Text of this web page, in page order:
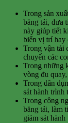
Trong sản
băng tải, đưa
này giúp tiết
biến vị trí hay
Trong vận tải
chuyển các
Trong những
vòng đu
Trong dân
sát hành trình
Trong công
băng tải, làm
giám sát